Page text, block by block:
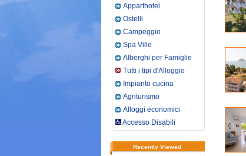
Apparthotel
Ostelli
Campeggio
Spa Ville
Alberghi per Famiglie
Tutti i tipi d'Alloggio
Impianto cucina
Agriturismo
Alloggi economici
Accesso Disabili
Recently Viewed